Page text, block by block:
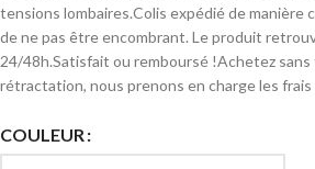
tensions lombaires.Colis expédié de manière
de ne pas être encombrant. Le produit
24/48h.Satisfait ou remboursé !Achetez sans
rétractation, nous prenons en charge les
COULEUR